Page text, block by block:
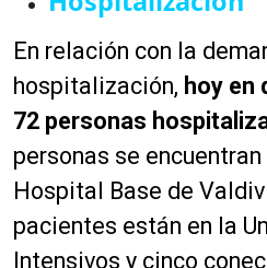
En relación con la
hospitalización, hoy en
72 personas
personas se
Hospital Base de
pacientes están en la
Intensivos y cinco